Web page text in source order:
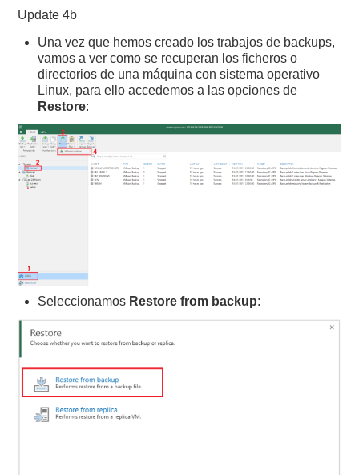
Update 4b
Una vez que hemos creado los trabajos de backups,
vamos a ver como se recuperan los ficheros o
directorios de una máquina con sistema operativo
Linux, para ello accedemos a las opciones de
Restore:
Seleccionamos Restore from backup: